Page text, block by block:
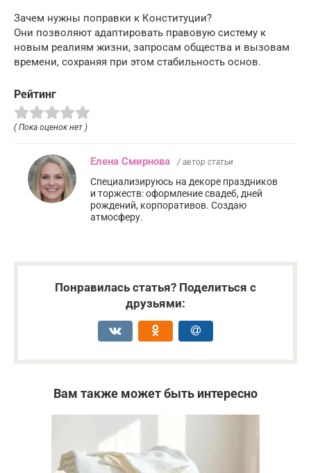
Зачем нужны поправки к Конституции?
Они позволяют адаптировать правовую систему к
новым реалиям жизни, запросам общества и вызовам
времени, сохраняя при этом стабильность основ.
Рейтинг
( Пока оценок нет )
Елена Смирнова / автор статьи
Специализируюсь на декоре праздников
и торжеств: оформление свадеб, дней
рождений, корпоративов. Создаю
атмосферу.
Понравилась статья? Поделиться с
друзьями:
Вам также может быть интересно